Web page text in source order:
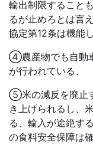
輸出制限すること
るが止めろとは言
協定第12条は機能
④農産物でも自動
が行われている、
⑤米の減反を廃止
き上げられるし、
る、輸入が途絶す
の食料安全保障は